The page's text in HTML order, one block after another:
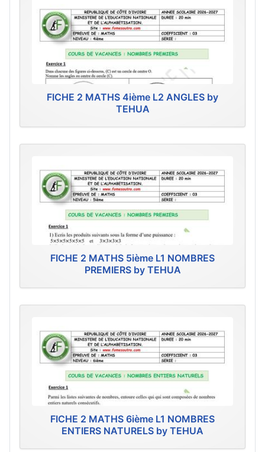
FICHE 2 MATHS 4ième L2 ANGLES by
TEHUA
FICHE 2 MATHS 5ième L1 NOMBRES
PREMIERS by TEHUA
FICHE 2 MATHS 6ième L1 NOMBRES
ENTIERS NATURELS by TEHUA